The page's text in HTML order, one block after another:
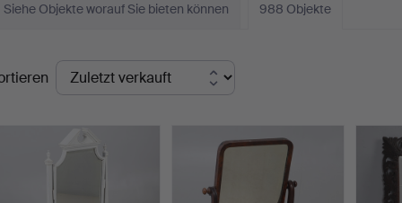
Siehe Objekte worauf Sie bieten können
988 Objekte
Endpreise